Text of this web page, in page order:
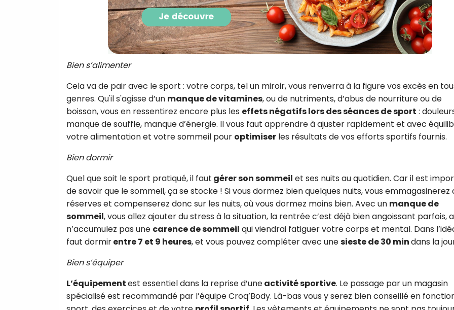
Bien s’alimenter
Cela va de pair avec le sport : votre corps, tel un miroir, vous renverra à la figure vos excès en
genres. Qu'il s'agisse d’un manque de vitamines, ou de nutriments, d’abus de nourriture ou de
boisson, vous en ressentirez encore plus les effets négatifs lors des séances de sport :
manque de souffle, manque d’énergie. Il vous faut apprendre à ajuster rapidement et avec
votre alimentation et votre sommeil pour optimiser les résultats de vos efforts sportifs fournis.
Bien dormir
Quel que soit le sport pratiqué, il faut gérer son sommeil et ses nuits au quotidien. Car il est
de savoir que le sommeil, ça se stocke ! Si vous dormez bien quelques nuits, vous emmagasinerez
réserves et compenserez donc sur les nuits, où vous dormez moins bien. Avec un manque de
sommeil, vous allez ajouter du stress à la situation, la rentrée c’est déjà bien angoissant parfois,
n’accumulez pas une carence de sommeil qui viendrai fatiguer votre corps et mental. Dans
faut dormirentre 7 et 9 heures, et vous pouvez compléter avec unesieste de 30 mindans la
Bien s’équiper
L’équipementest essentiel dans la reprise d’uneactivité sportive. Le passage par un magasin
spécialisé est recommandé par l’équipe Croq’Body. Là-bas vous y serez bien conseillé en